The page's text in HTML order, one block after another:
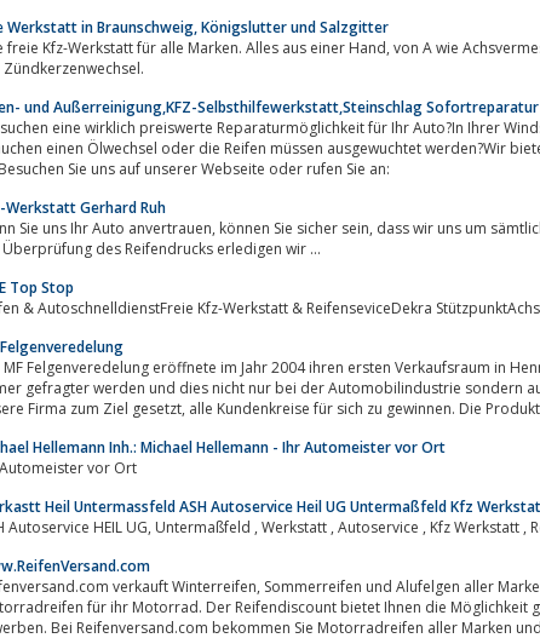
Werkstatt in Braunschweig, Königslutter und Salzgitter
Kfz-Werkstatt für alle Marken. Alles aus einer Hand, von A wie Achsvermessung über G wie Getriebespühlung bis Z
Zündkerzenwechsel.
und Außerreinigung,KFZ-Selbsthilfewerkstatt,Steinschlag Sofortreparatur
suchen eine wirklich preiswerte Reparaturmöglichkeit für Ihr Auto?In Ihrer
einen Ölwechsel oder die Reifen müssen ausgewuchtet werden?Wir
an.Besuchen Sie uns auf unserer Webseite oder rufen Sie an:
Werkstatt Gerhard Ruh
Ihr Auto anvertrauen, können Sie sicher sein, dass wir uns um sämtliche Belange kümmern. Vom Ölwechsel bis
Überprüfung des Reifendrucks erledigen wir ...
Top Stop
& AutoschnelldienstFreie Kfz-Werkstatt & ReifenseviceDekra
MF Felgenveredelung eröffnete im Jahr 2004 ihren ersten Verkaufsraum in
gefragter werden und dies nicht nur bei der Automobilindustrie sondern auch
unsere Firma zum Ziel gesetzt, alle Kundenkreise für sich zu gewinnen. Die
Hellemann Inh.: Michael Hellemann - Ihr Automeister vor Ort
vor Ort
Heil Untermassfeld ASH Autoservice Heil UG Untermaßfeld Kfz
ASH
verkauft Winterreifen, Sommerreifen und Alufelgen aller Marken. Auch Biker bekommen hier neue
für ihr Motorrad. Der Reifendiscount bietet Ihnen die Möglichkeit